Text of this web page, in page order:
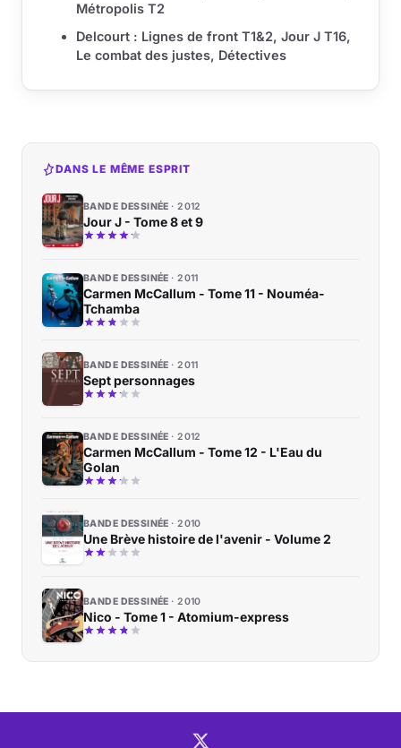
Métropolis T2
Delcourt : Lignes de front T1&2, Jour J T16,
Le combat des justes, Détectives
DANS LE MÊME ESPRIT
BANDE DESSINÉE 2012
Jour J - Tome 8 et 9
BANDE DESSINÉE 2011
Carmen McCallum - Tome 11 - Nouméa-
Tchamba
BANDE DESSINÉE 2011
Sept personnages
BANDE DESSINÉE 2012
Carmen McCallum - Tome 12 - L'Eau du
Golan
BANDE DESSINÉE 2010
Une Brève histoire de l'avenir - Volume 2
BANDE DESSINÉE 2010
Nico - Tome 1 - Atomium-express